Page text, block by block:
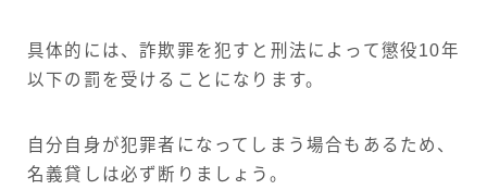
具体的には、詐欺罪を犯すと刑法によって懲役10年
以下の罰を受けることになります。
自分自身が犯罪者になってしまう場合もあるため、
名義貸しは必ず断りましょう。